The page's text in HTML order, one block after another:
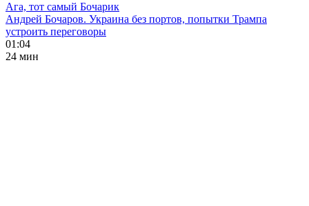
Ага, тот самый Бочарик
Андрей Бочаров. Украина без портов, попытки Трампа
устроить переговоры
01:04
24 мин